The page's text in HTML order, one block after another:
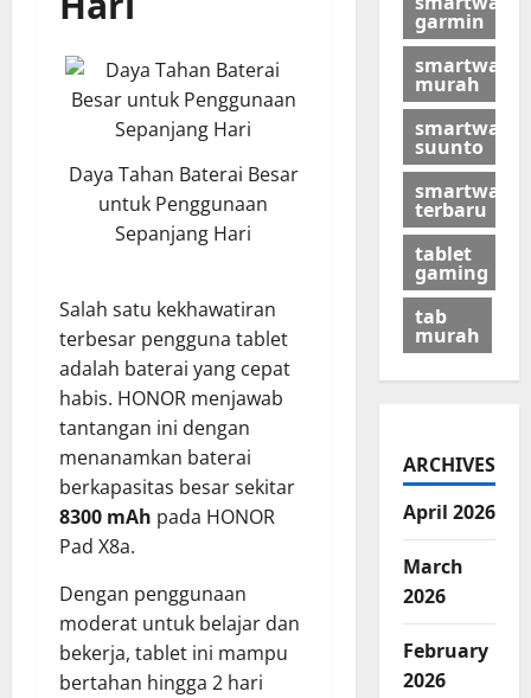
Daya Tahan Baterai Besar
untuk Penggunaan
Sepanjang Hari
Salah satu kekhawatiran
terbesar pengguna tablet
adalah baterai yang cepat
habis. HONOR menjawab
tantangan ini dengan
menanamkan baterai
berkapasitas besar sekitar
8300 mAh pada HONOR
Pad X8a.
Dengan penggunaan
moderat untuk belajar dan
bekerja, tablet ini mampu
bertahan hingga 2 hari
garmin
smartwatch
murah
smartwatch
suunto
smartwatch
terbaru
tablet
gaming
tab
murah
ARCHIVES
April 2026
March
2026
February
2026